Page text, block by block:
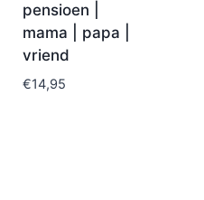
pensioen |
mama | papa |
vriend
€14,95